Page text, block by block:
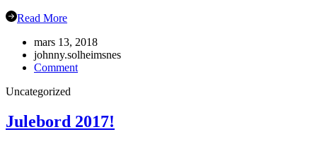
Read More
mars 13, 2018
johnny.solheimsnes
Commenton
Uncategorized
Julebord 2017!